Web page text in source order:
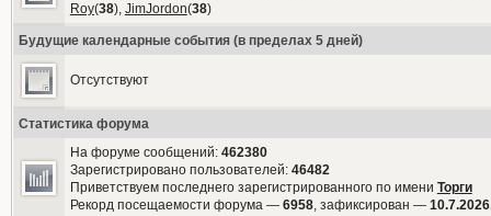
Roy(38), JimJordon(38)
Будущие календарные события (в пределах 5 дней)
Отсутствуют
Статистика форума
На форуме сообщений: 462380
Зарегистрировано пользователей: 46482
Приветствуем последнего зарегистрированного по имени Торги
Рекорд посещаемости форума — 6958, зафиксирован —